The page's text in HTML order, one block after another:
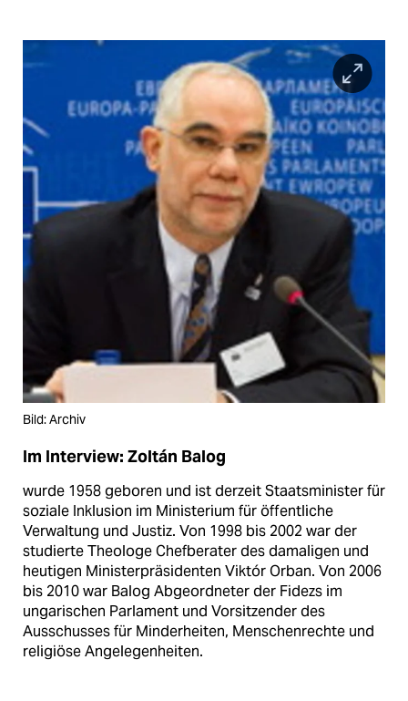
Bild: Archiv
Im Interview: Zoltán Balog
wurde 1958 geboren und ist derzeit Staatsminister für
soziale Inklusion im Ministerium für öffentliche
Verwaltung und Justiz. Von 1998 bis 2002 war der
studierte Theologe Chefberater des damaligen und
heutigen Ministerpräsidenten Viktór Orban. Von 2006
bis 2010 war Balog Abgeordneter der Fidezs im
ungarischen Parlament und Vorsitzender des
Ausschusses für Minderheiten, Menschenrechte und
religiöse Angelegenheiten.